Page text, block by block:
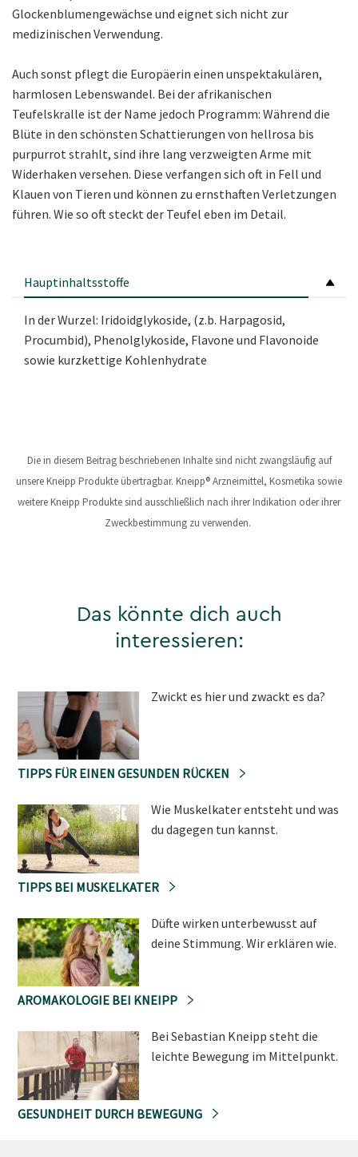
Glockenblumengewächse und eignet sich nicht zur
medizinischen Verwendung.
Auch sonst pflegt die Europäerin einen unspektakulären,
harmlosen Lebenswandel. Bei der afrikanischen
Teufelskralle ist der Name jedoch Programm: Während die
Blüte in den schönsten Schattierungen von hellrosa bis
purpurrot strahlt, sind ihre lang verzweigten Arme mit
Widerhaken versehen. Diese verfangen sich oft in Fell und
Klauen von Tieren und können zu ernsthaften Verletzungen
führen. Wie so oft steckt der Teufel eben im Detail.
Hauptinhaltsstoffe
In der Wurzel: Iridoidglykoside, (z.b. Harpagosid,
Procumbid), Phenolglykoside, Flavone und Flavonoide
sowie kurzkettige Kohlenhydrate
Die in diesem Beitrag beschriebenen Inhalte sind nicht zwangsläufig auf
unsere Kneipp Produkte übertragbar. Kneipp® Arzneimittel, Kosmetika sowie
weitere Kneipp Produkte sind ausschließlich nach ihrer Indikation oder ihrer
Zweckbestimmung zu verwenden.
Das könnte dich auch
interessieren:
Zwickt es hier und zwackt es da?
TIPPS FÜR EINEN GESUNDEN RÜCKEN
Wie Muskelkater entsteht und was
du dagegen tun kannst.
TIPPS BEI MUSKELKATER
Düfte wirken unterbewusst auf
deine Stimmung. Wir erklären wie.
AROMAKOLOGIE BEI KNEIPP
Bei Sebastian Kneipp steht die
leichte Bewegung im Mittelpunkt.
GESUNDHEIT DURCH BEWEGUNG